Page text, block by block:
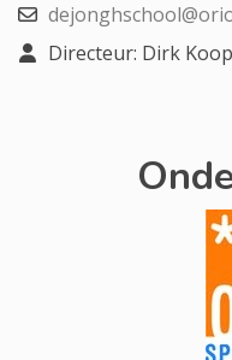
Directeur: Dirk